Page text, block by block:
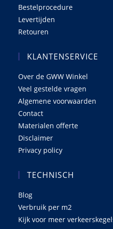
Bestelprocedure
Levertijden
Retouren
KLANTENSERVICE
Over de GWW Winkel
Veel gestelde vragen
Algemene voorwaarden
Contact
Materialen offerte
Disclaimer
Privacy policy
TECHNISCH
Blog
Verbruik per m2
Kijk voor meer